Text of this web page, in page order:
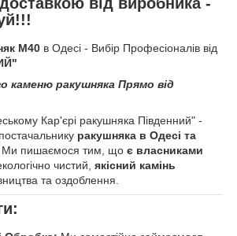
М40 в Одесі - Вибір Професіоналів від
каменю ракушняка Прямо від
Кар'єрі ракушняка Південний" -
ракушняка в Одесі та
Ми пишаємося тим, що є власниками
чистий, якісний камінь
та оздоблення.